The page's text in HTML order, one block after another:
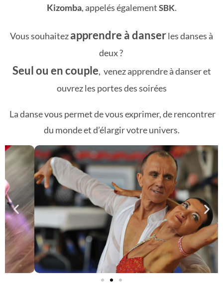
Kizomba, appelés égalementSBK.
Vous souhaitezapprendre à danserles danses à
deux ?
Seul ou en couple, venez apprendre à danser et
ouvrez les portes des soirées
La danse vous permet de vous exprimer, de rencontrer
du monde et d’élargir votre univers.